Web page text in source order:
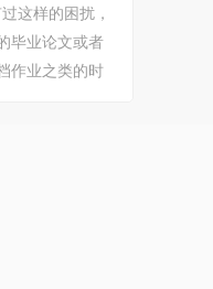
这样的困扰，
毕业论文或者
作业之类的时